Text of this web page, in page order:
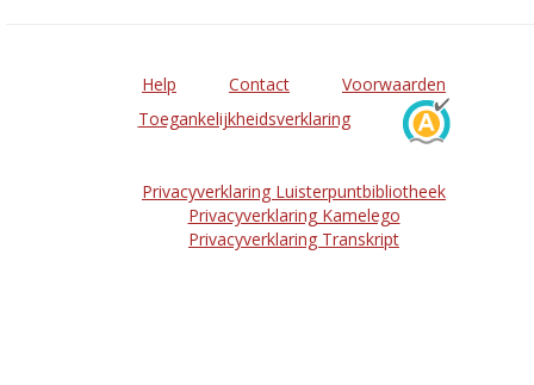
Help Contact
Voorwaarden
Toegankelijkheidsverklaring
Privacyverklaring Luisterpuntbibliotheek
Privacyverklaring Kamelego
Privacyverklaring Transkript